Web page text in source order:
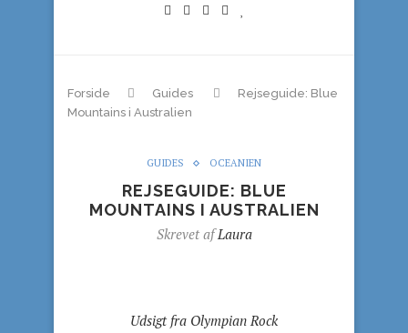
Forside Guides
Rejseguide: Blue
Mountains i Australien
GUIDES OCEANIEN
REJSEGUIDE: BLUE
MOUNTAINS I AUSTRALIEN
Skrevet afLaura
Udsigt fra Olympian Rock